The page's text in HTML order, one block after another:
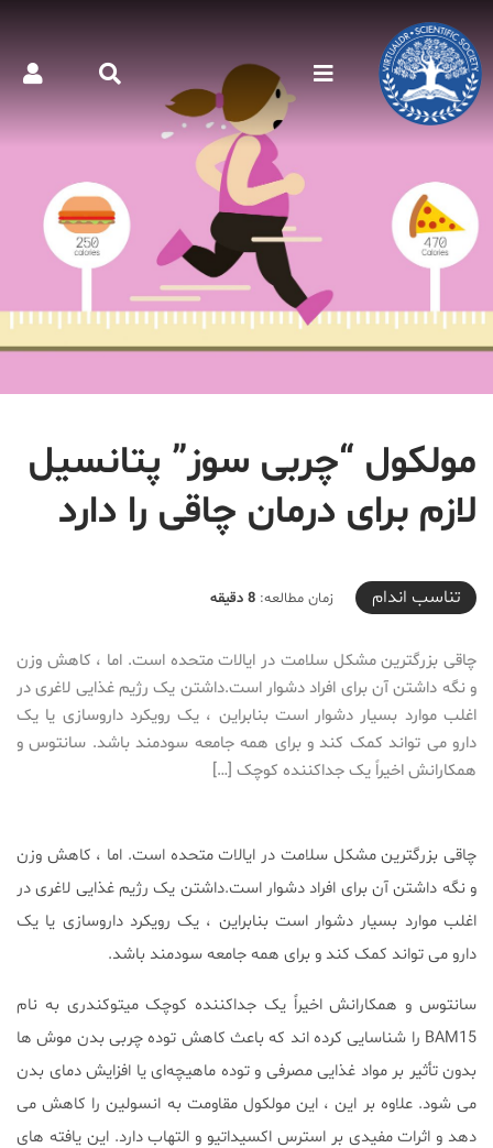
مولکول “چربی سوز” پتانسیل
لازم برای درمان چاقی را دارد
2020-06-15T23:39:46+04:30
تناسب اندام زمان مطالعه: 8 دقیقه
چاقی بزرگترین مشکل سلامت در ایالات متحده است. اما ، کاهش وزن
و نگه داشتن آن برای افراد دشوار است.داشتن یک رژیم غذایی لاغری در
اغلب موارد بسیار دشوار است بنابراین ، یک رویکرد داروسازی یا یک
دارو می تواند کمک کند و برای همه جامعه سودمند باشد. سانتوس و
همکارانش اخیراً یک جداکننده کوچک […]
چاقی بزرگترین مشکل سلامت در ایالات متحده است. اما ، کاهش وزن
و نگه داشتن آن برای افراد دشوار است.داشتن یک رژیم غذایی لاغری در
اغلب موارد بسیار دشوار است بنابراین ، یک رویکرد داروسازی یا یک
دارو می تواند کمک کند و برای همه جامعه سودمند باشد.
سانتوس و همکارانش اخیراً یک جداکننده کوچک میتوکندری به نام
BAM15 را شناسایی کرده اند که باعث کاهش توده چربی بدن موش ها
بدون تأثیر بر مواد غذایی مصرفی و توده ماهیچه‌ای یا افزایش دمای بدن
می شود. علاوه بر این ، این مولکول مقاومت به انسولین را کاهش می
دهد و اثرات مفیدی بر استرس اکسیداتیو و التهاب دارد. این یافته های